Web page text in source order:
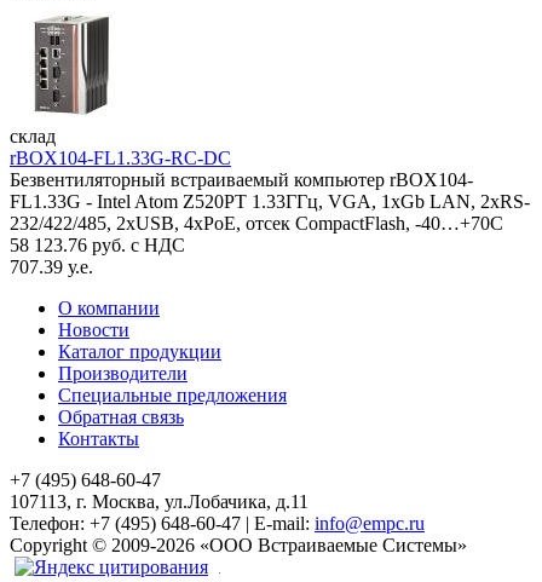
склад
rBOX104-FL1.33G-RC-DC
Безвентиляторный встраиваемый компьютер rBOX104-
FL1.33G - Intel Atom Z520PT 1.33ГГц, VGA, 1xGb LAN, 2xRS-
232/422/485, 2xUSB, 4xPoE, отсек CompactFlash, -40…+70C
58 123.76 руб. с НДС
707.39 у.е.
О компании
Новости
Каталог продукции
Производители
Специальные предложения
Обратная связь
Контакты
+7 (495) 648-60-47
107113, г. Москва, ул.Лобачика, д.11
Телефон: +7 (495) 648-60-47 | E-mail: info@empc.ru
Copyright © 2009-2026 «ООО Встраиваемые Системы»